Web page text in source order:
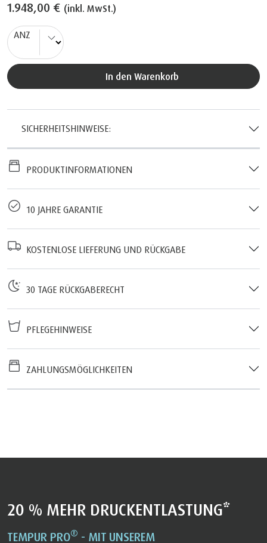
1.948,00 € (inkl. MwSt.)
ANZ
In den Warenkorb
SICHERHEITSHINWEISE:
PRODUKTINFORMATIONEN
10 JAHRE GARANTIE
KOSTENLOSE LIEFERUNG UND RÜCKGABE
30 TAGE RÜCKGABERECHT
PFLEGEHINWEISE
ZAHLUNGSMÖGLICHKEITEN
20 % MEHR DRUCKENTLASTUNG*
TEMPUR PRO® - MIT UNSEREM